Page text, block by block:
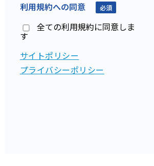
利用規約への同意 必須
全ての利用規約に同意しま
す
サイトポリシー
プライバシーポリシー